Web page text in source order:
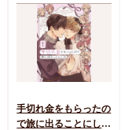
年記念フェア」・対象
商品】
ハニーミルク10周年記
念フェア ～Sweet &
Heart-Melting Love～
円（税込）
くもそく
特典を選ぶ
手切れ金をもらったの
で旅に出ることにした